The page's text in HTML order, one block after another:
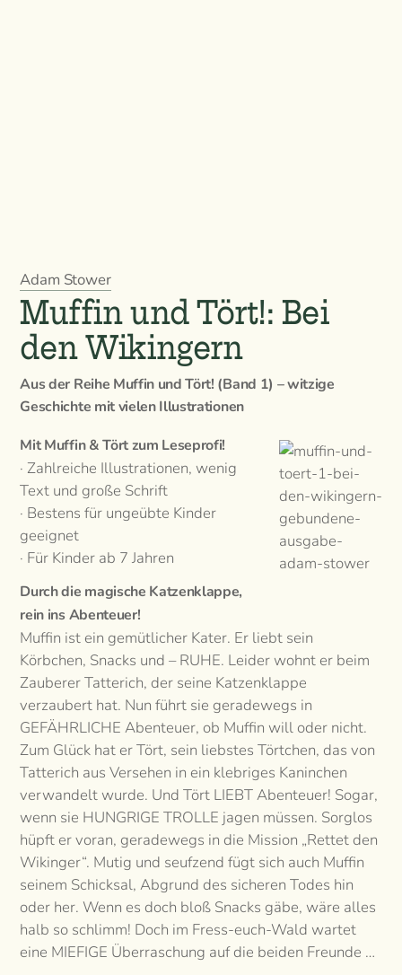
Adam Stower
Muffin und Tört!: Bei
den Wikingern
Aus der Reihe Muffin und Tört! (Band 1) – witzige
Geschichte mit vielen Illustrationen
Mit Muffin & Tört zum Leseprofi!
· Zahlreiche Illustrationen, wenig
Text und große Schrift
· Bestens für ungeübte Kinder
geeignet
· Für Kinder ab 7 Jahren
Durch die magische Katzenklappe,
rein ins Abenteuer!
Muffin ist ein gemütlicher Kater. Er liebt sein
Körbchen, Snacks und – RUHE. Leider wohnt er beim
Zauberer Tatterich, der seine Katzenklappe
verzaubert hat. Nun führt sie geradewegs in
GEFÄHRLICHE Abenteuer, ob Muffin will oder nicht.
Zum Glück hat er Tört, sein liebstes Törtchen, das von
Tatterich aus Versehen in ein klebriges Kaninchen
verwandelt wurde. Und Tört LIEBT Abenteuer! Sogar,
wenn sie HUNGRIGE TROLLE jagen müssen. Sorglos
hüpft er voran, geradewegs in die Mission „Rettet den
Wikinger“. Mutig und seufzend fügt sich auch Muffin
seinem Schicksal, Abgrund des sicheren Todes hin
oder her. Wenn es doch bloß Snacks gäbe, wäre alles
halb so schlimm! Doch im Fress-euch-Wald wartet
eine MIEFIGE Überraschung auf die beiden Freunde …